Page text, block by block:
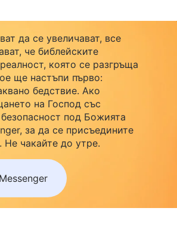
да се увеличават, все
че библейските
която се разгръща
ще настъпи първо:
бедствие. Ако
на Господ със
под Божията
за да се присъедините
Не чакайте до утре.